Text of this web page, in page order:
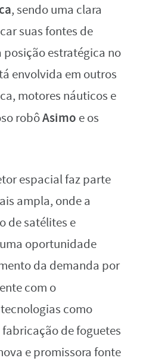
, sendo uma clara
suas fontes de
estratégica no
envolvida em outros
motores náuticos e
robôAsimo e os
espacial faz parte
ampla, onde a
de satélites e
oportunidade
da demanda por
com o
como
de foguetes
e promissora fonte